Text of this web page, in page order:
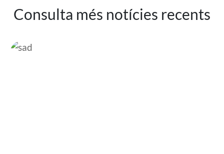
Consulta més notícies recents
Imatge